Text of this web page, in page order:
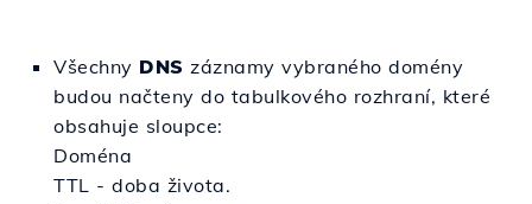
Všechny DNS záznamy vybraného domény
budou načteny do tabulkového rozhraní, které
obsahuje sloupce:
Doména
TTL - doba života.